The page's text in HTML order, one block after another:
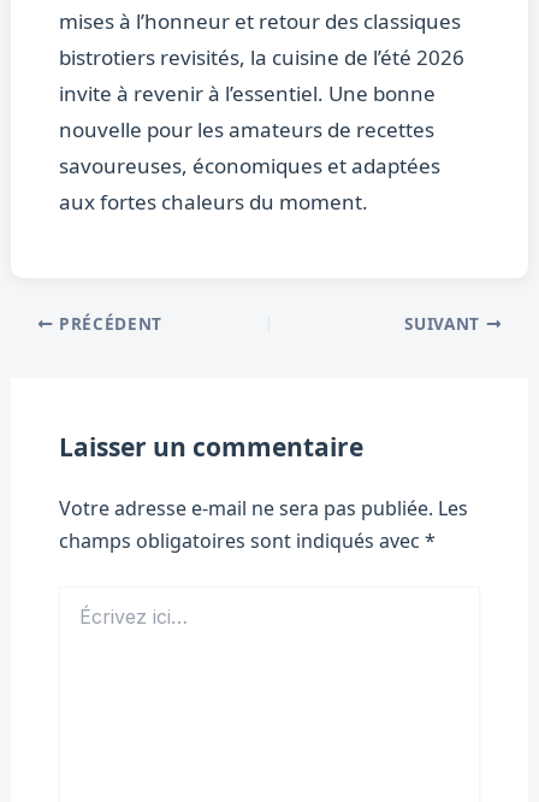
mises à l’honneur et retour des classiques
bistrotiers revisités, la cuisine de l’été 2026
invite à revenir à l’essentiel. Une bonne
nouvelle pour les amateurs de recettes
savoureuses, économiques et adaptées
aux fortes chaleurs du moment.
PRÉCÉDENT SUIVANT
Laisser un commentaire
Votre adresse e-mail ne sera pas publiée. Les
champs obligatoires sont indiqués avec *
ici…